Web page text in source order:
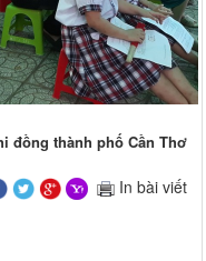
đồng thành phố Cần Thơ
In bài viết